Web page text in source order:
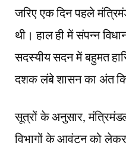
जरिए एक दिन पहले
थी। हाल ही में संपन्न
सदस्यीय सदन में बहुमत
दशक लंबे शासन का अंत
सूत्रों के अनुसार,
विभागों के आवंटन को लेकर